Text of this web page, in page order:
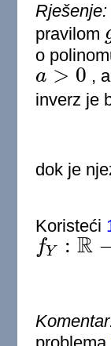
Rješenje:
pravilom g
o
a > 0
a>
,
inverz je
dok je
Koristeći
fY : R
Y :R→ R